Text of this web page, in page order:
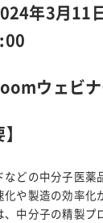
年3月11
ウェビ
などの中分子医薬
や製造の効率化
、中分子の精製プ